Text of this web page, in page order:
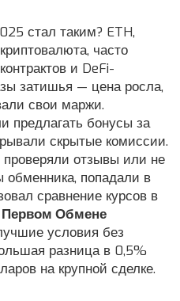
стал таким? ETH,
часто
и DeFi-
затишья — цена росла,
свои маржи.
предлагать бонусы за
скрытые комиссии.
проверяли отзывы или не
попадали в
сравнение курсов в
Первом Обмене
условия без
разница в 0,5%
на крупной сделке.